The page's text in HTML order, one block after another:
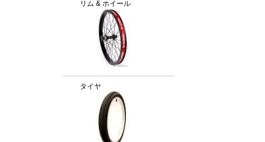
リム & ホイール
タイヤ